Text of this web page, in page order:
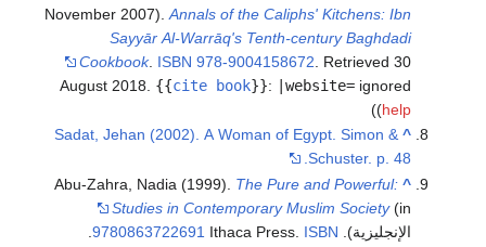
November 2007).Annals of the Caliphs' Kitchens: Ibn
Sayyār Al-Warrāq's Tenth-century Baghdadi
Cookbook. ISBN 978-9004158672 . Retrieved30
August 2018 {{cite book}}: |website= ignored
(help
)
^
Sadat, Jehan (2002). A Woman of Egypt. Simon &
Schuster. p. 48.
^
Abu-Zahra, Nadia (1999). The Pure and Powerful:
Studies in Contemporary Muslim Society(in
الإنجليزية). Ithaca Press. ISBN
9780863722691
.